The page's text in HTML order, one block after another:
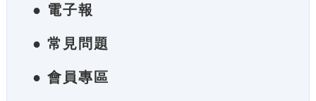
● 電子報
● 常見問題
● 會員專區